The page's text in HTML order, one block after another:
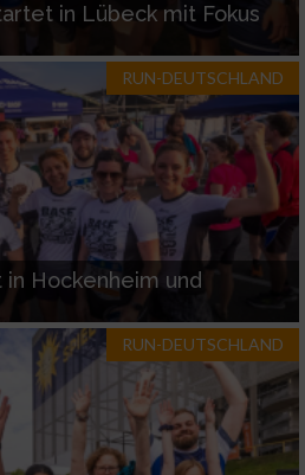
in Lübeck mit Fokus
RUN-DEUTSCHLAND
in Hockenheim und
RUN-DEUTSCHLAND